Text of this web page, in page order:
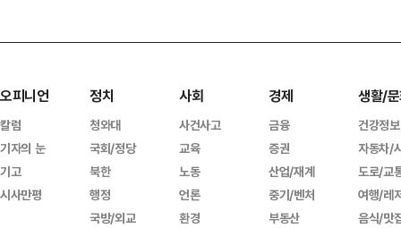
오피니언
칼럼
기자의 눈
기고
시사만평
정치
청와대
국회/정당
북한
행정
국방/외교
사회
사건사고
교육
노동
언론
환경
경제
금융
증권
산업/재계
중기/벤처
부동산
생활/
건강정보
자동차/
도로/교
여행/레
음식/맛